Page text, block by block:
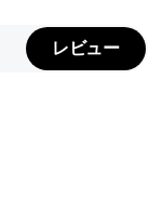
レビュー